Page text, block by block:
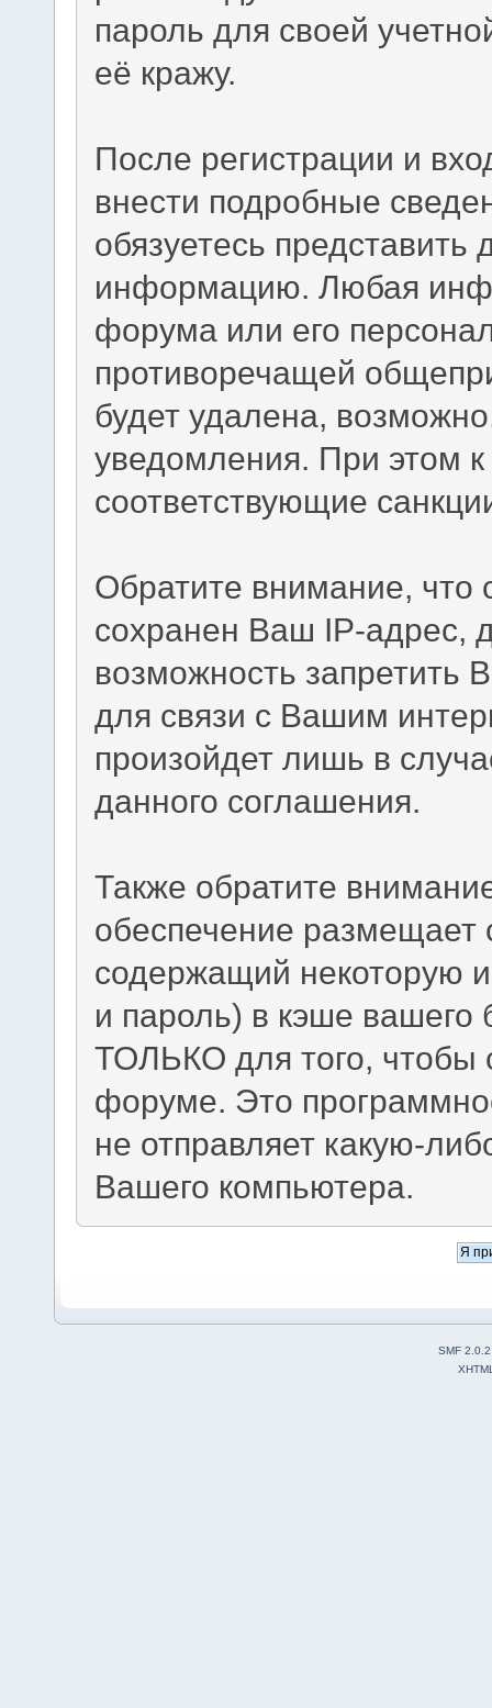
пароль для своей
её кражу.
После регистрации и
внести подробные
обязуетесь
информацию. Любая
форума или его
противоречащей
будет удалена,
уведомления. При этом
соответствующие
Обратите внимание,
сохранен Ваш IP-адрес,
возможность запретить
для связи с Вашим
произойдет лишь в
данного соглашения.
Также обратите
обеспечение
содержащий некоторую
и пароль) в кэше вашего
ТОЛЬКО для того, чтобы
форуме. Это
не отправляет какую-
Вашего компьютера.
SMF 2.0.2